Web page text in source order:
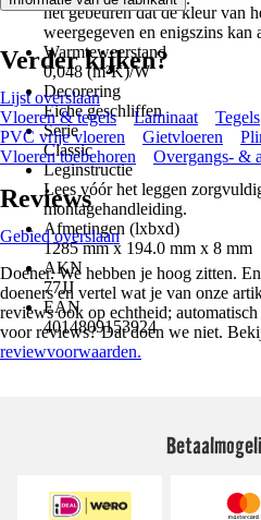
het gebeuren dat de kleur van
weergegeven en enigszins kan
Warmteweerstand
0,048 (m²K)/W
Decorering
Eiche geschliffen
Serie
Classic
Leginstructie
Lees vóór het leggen
montagehandleiding.
Afmetingen (lxbxd)
1285 mm x 194.0 mm x 8 mm
AKN
77JJ
EAN
4014809153924
Verder kijken?
Lijst overslaan
Vloeren & tegels
Laminaat Tegels
PVC vrije vloeren
Gietvloeren
Vloeren toebehoren
Overgangs- &
Reviews
Gebied overslaan
Doener. We hebben je hoog zitten.
doeners en vertel wat je van onze
reviews ook op echtheid;
voor reviews? Dat doen we niet.
reviewvoorwaarden.